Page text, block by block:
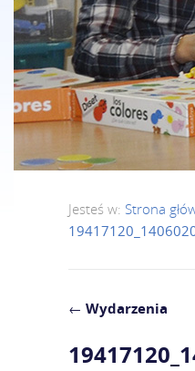
Jesteś w: Strona
← Wydarzenia